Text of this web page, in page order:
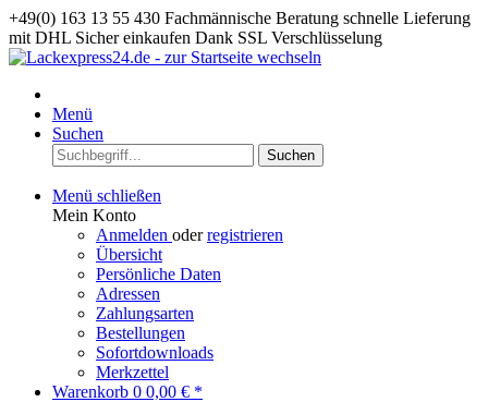
+49(0) 163 13 55 430 Fachmännische Beratung schnelle Lieferung
mit DHL Sicher einkaufen Dank SSL Verschlüsselung
Menü
Suchen
Suchen
Menü schließen
Mein Konto
Anmelden oderregistrieren
Übersicht
Persönliche Daten
Adressen
Zahlungsarten
Bestellungen
Sofortdownloads
Merkzettel
Warenkorb 0 0,00 € *